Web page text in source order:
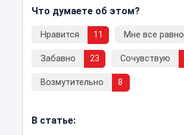
Что думаете об этом?
Нравится 11 Мне все равно
Забавно 23 Сочувствую
Возмутительно 8
В статье: